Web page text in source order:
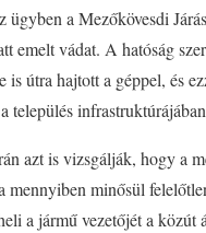
ügyben a Mezőkövesdi
emelt vádat. A hatóság
is útra hajtott a géppel, és
település
azt is vizsgálják, hogy a
mennyiben minősül
a jármű vezetőjét a közút